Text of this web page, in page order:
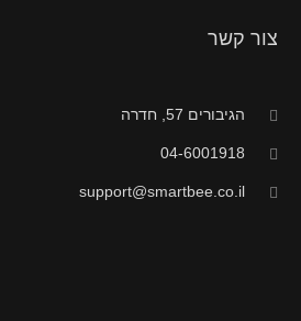
צור קשר
הגיבורים 57, חדרה
04-6001918
support@smartbee.co.il